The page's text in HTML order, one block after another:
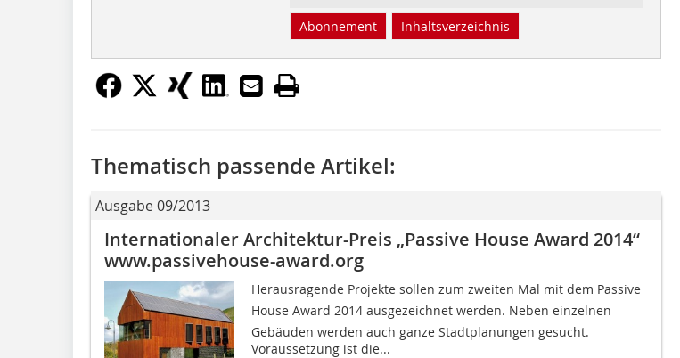
Abonnement Inhaltsverzeichnis
Thematisch passende Artikel:
Ausgabe 09/2013
Internationaler Architektur-Preis „Passive House Award 2014“
www.passivehouse-award.org
Herausragende Projekte sollen zum zweiten Mal mit dem Passive
House Award 2014 ausgezeichnet werden. Neben einzelnen
Gebäuden werden auch ganze Stadtplanungen gesucht.
Voraussetzung ist die...